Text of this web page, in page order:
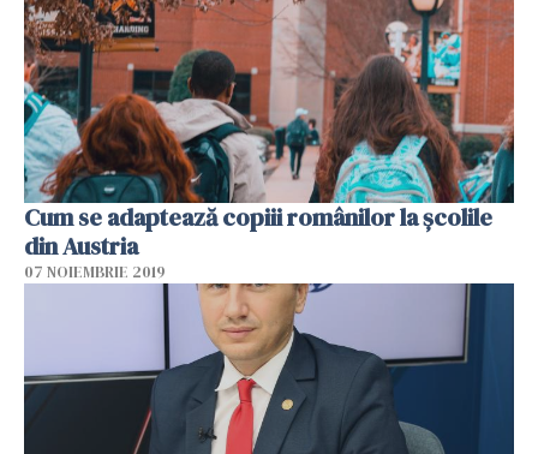
Cum se adaptează copiii românilor la școlile
din Austria
07 NOIEMBRIE 2019